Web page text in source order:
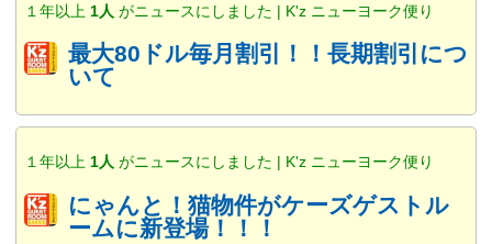
１年以上 1人 がニュースにしました | K'z ニューヨーク便り
最大80ドル毎月割引！！長期割引につ
いて
１年以上 1人 がニュースにしました | K'z ニューヨーク便り
にゃんと！猫物件がケーズゲストル
ームに新登場！！！